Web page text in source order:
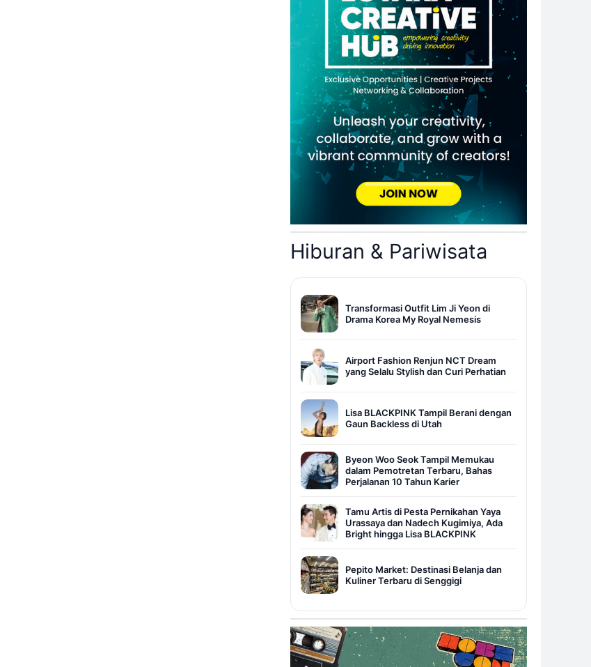
Hiburan & Pariwisata
Transformasi Outfit Lim Ji Yeon di
Drama Korea My Royal Nemesis
Airport Fashion Renjun NCT Dream
yang Selalu Stylish dan Curi Perhatian
Lisa BLACKPINK Tampil Berani dengan
Gaun Backless di Utah
Byeon Woo Seok Tampil Memukau
dalam Pemotretan Terbaru, Bahas
Perjalanan 10 Tahun Karier
Tamu Artis di Pesta Pernikahan Yaya
Urassaya dan Nadech Kugimiya, Ada
Bright hingga Lisa BLACKPINK
Pepito Market: Destinasi Belanja dan
Kuliner Terbaru di Senggigi